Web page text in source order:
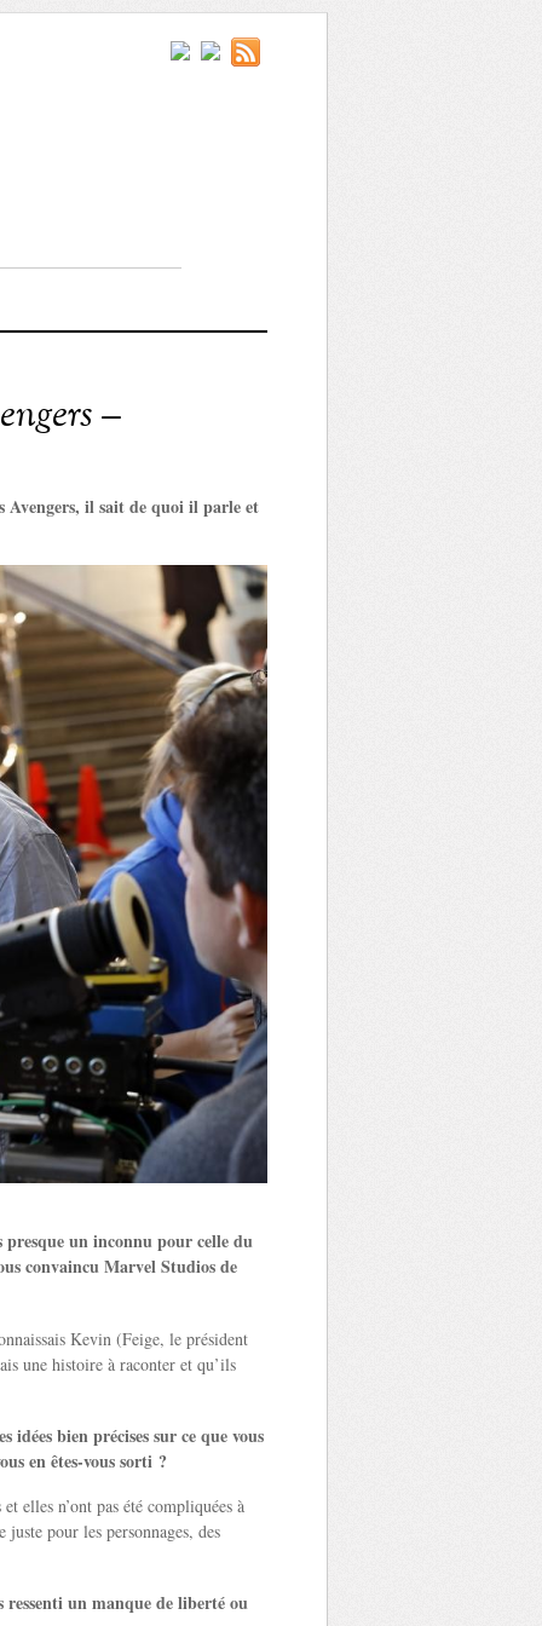
–
Avengers, il sait de quoi il parle et
presque un inconnu pour celle du
convaincu Marvel Studios de
Kevin (Feige, le président
une histoire à raconter et qu’ils
idées bien précises sur ce que vous
en êtes-vous sorti ?
elles n’ont pas été compliquées à
pour les personnages, des
ressenti un manque de liberté ou